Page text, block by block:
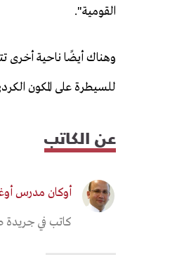
القومية".
وهناك أيضًا ناحية أخرى
للسيطرة على المكون
عن الكاتب
أوكان مدرس
كاتب في جريدة